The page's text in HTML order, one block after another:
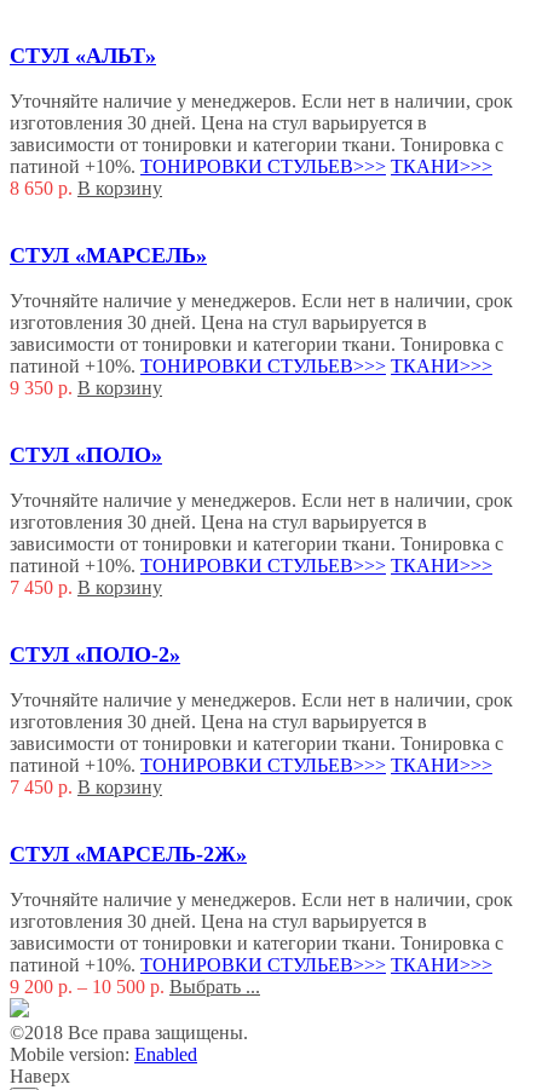
СТУЛ «АЛЬТ»
Уточняйте наличие у менеджеров. Если нет в наличии, срок
изготовления 30 дней. Цена на стул варьируется в
зависимости от тонировки и категории ткани. Тонировка с
патиной +10%. ТОНИРОВКИ СТУЛЬЕВ>>> ТКАНИ>>>
8 650 р. В корзину
СТУЛ «МАРСЕЛЬ»
Уточняйте наличие у менеджеров. Если нет в наличии, срок
изготовления 30 дней. Цена на стул варьируется в
зависимости от тонировки и категории ткани. Тонировка с
патиной +10%. ТОНИРОВКИ СТУЛЬЕВ>>> ТКАНИ>>>
9 350 р. В корзину
СТУЛ «ПОЛО»
Уточняйте наличие у менеджеров. Если нет в наличии, срок
изготовления 30 дней. Цена на стул варьируется в
зависимости от тонировки и категории ткани. Тонировка с
патиной +10%. ТОНИРОВКИ СТУЛЬЕВ>>> ТКАНИ>>>
7 450 р. В корзину
СТУЛ «ПОЛО-2»
Уточняйте наличие у менеджеров. Если нет в наличии, срок
изготовления 30 дней. Цена на стул варьируется в
зависимости от тонировки и категории ткани. Тонировка с
патиной +10%. ТОНИРОВКИ СТУЛЬЕВ>>> ТКАНИ>>>
7 450 р. В корзину
СТУЛ «МАРСЕЛЬ-2Ж»
Уточняйте наличие у менеджеров. Если нет в наличии, срок
изготовления 30 дней. Цена на стул варьируется в
зависимости от тонировки и категории ткани. Тонировка с
патиной +10%. ТОНИРОВКИ СТУЛЬЕВ>>> ТКАНИ>>>
9 200 р. – 10 500 р. Выбрать ...
©2018 Все права защищены.
Mobile version: Enabled
Наверх